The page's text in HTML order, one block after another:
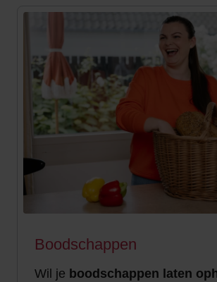
Boodschappen
Wil je boodschappen laten